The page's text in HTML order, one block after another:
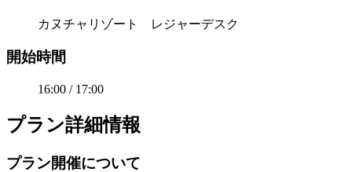
カヌチャリゾート レジャーデスク
開始時間
16:00 / 17:00
プラン詳細情報
プラン開催について